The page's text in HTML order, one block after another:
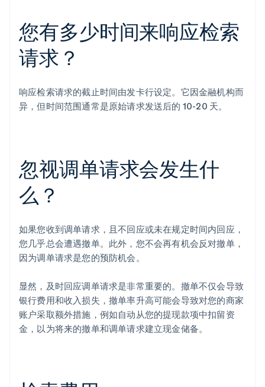
您有多少时间来响应检索
请求？
响应检索请求的截止时间由发卡行设定。它因金融机构而
异，但时间范围通常是原始请求发送后的 10-20 天。
忽视调单请求会发生什
么？
如果您收到调单请求，且不回应或未在规定时间内回应，
您几乎总会遭遇撤单。此外，您不会再有机会反对撤单，
因为调单请求是您的预防机会。
显然，及时回应调单请求是非常重要的。撤单不仅会导致
银行费用和收入损失，撤单率升高可能会导致对您的商家
账户采取额外措施，例如自动从您的提现款项中扣留资
金，以为将来的撤单和调单请求建立现金储备。
English
爱尔兰
English
爱沙尼亚
English
English